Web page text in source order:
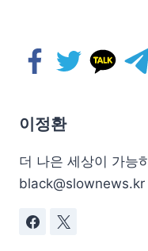
이정환
더 나은 세상이 가능
black@slownews.kr